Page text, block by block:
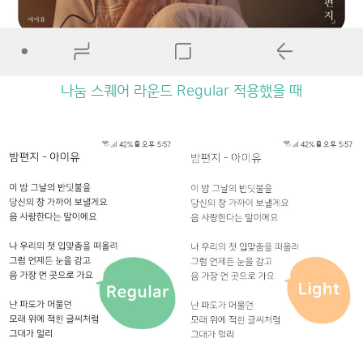
나눔 스퀘어 라운드 Regular 적용했을 때